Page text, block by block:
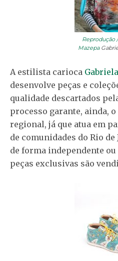
Reprodução
Mazepa
A estilista carioca
desenvolve peças e
qualidade descartados
processo garante, ainda,
regional, já que atua em
de comunidades do Rio
de forma independente
peças exclusivas são